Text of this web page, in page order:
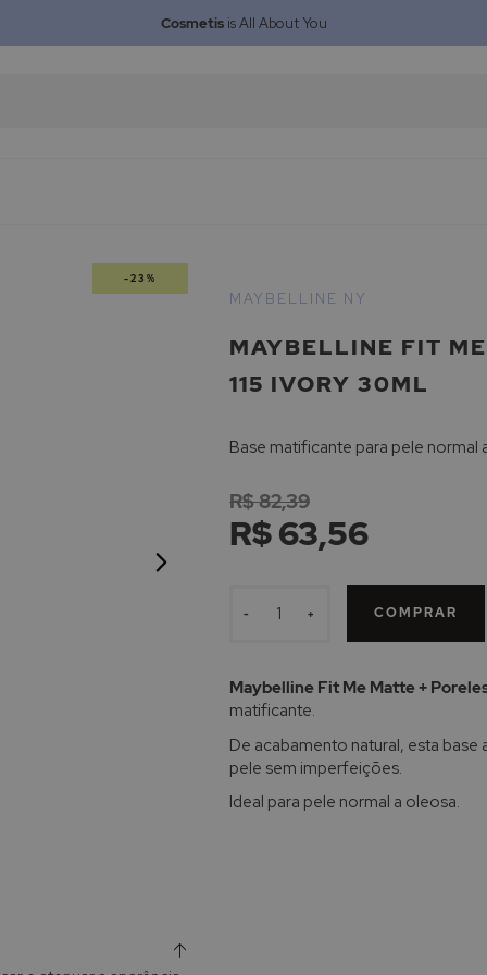
Cosmetisis All About You
-23%
MAYBELLINE FIT
115 IVORY 30ML
MAYBELLINE NY
Base matificante para pele normal
R$ 63,56
R$ 82,39
- + COMPRAR
Maybelline Fit Me Matte +
matificante.
De acabamento natural, esta
pele sem imperfeições.
Ideal para pele normal a oleosa.